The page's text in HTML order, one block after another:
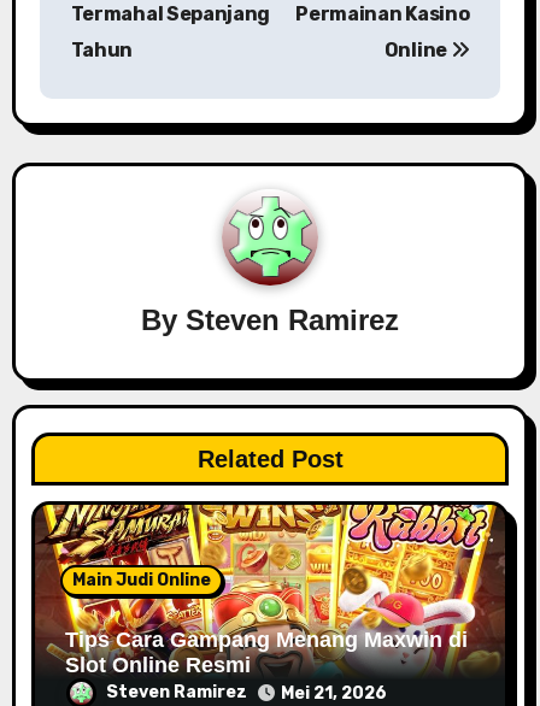
g
a
s
Termahal Sepanjang
Tahun
Permainan Kasino
Online
By Steven Ramirez
Related Post
Main Judi Online
Tips Cara Gampang Menang Maxwin di
Slot Online Resmi
Steven Ramirez Mei 21, 2026